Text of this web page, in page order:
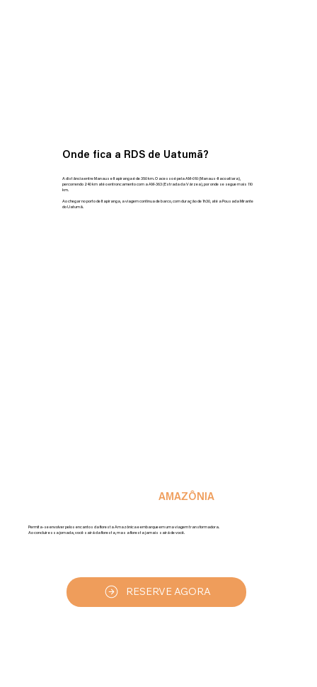
Onde fica a RDS de Uatumã?
A distância entre Manaus e Itapiranga é de 350 km. O acesso é pela AM-010 (Manaus-Itacoatiara),
percorrendo 240 km até o entroncamento com a AM-363 (Estrada da Várzea), por onde se segue mais 110
km.
Ao chegar no porto de Itapiranga, a viagem continua de barco, com duração de 1h30, até a Pousada Mirante
do Uatumã.
AMAZÔNIA
Permita-se envolver pelos encantos da floresta Amazônica e embarque em uma viagem transformadora.
Ao concluir essa jornada, você sairá da floresta, mas a floresta jamais sairá de você.
RESERVE AGORA